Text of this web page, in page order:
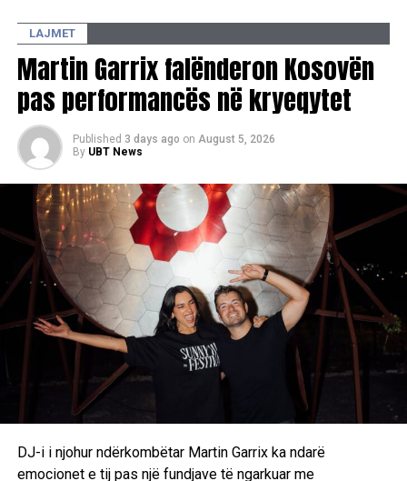
LAJMET
Martin Garrix falënderon Kosovën
pas performancës në kryeqytet
Published 3 days ago on August 5, 2026
By UBT News
DJ-i i njohur ndërkombëtar Martin Garrix ka ndarë
emocionet e tij pas një fundjave të ngarkuar me